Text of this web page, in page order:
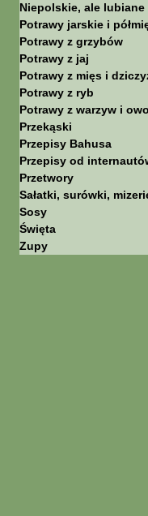
Niepolskie, ale lubiane
Potrawy jarskie i
Potrawy z grzybów
Potrawy z jaj
Potrawy z mięs i
Potrawy z ryb
Potrawy z warzyw i
Przekąski
Przepisy Bahusa
Przepisy od
Przetwory
Sałatki, surówki,
Sosy
Święta
Zupy